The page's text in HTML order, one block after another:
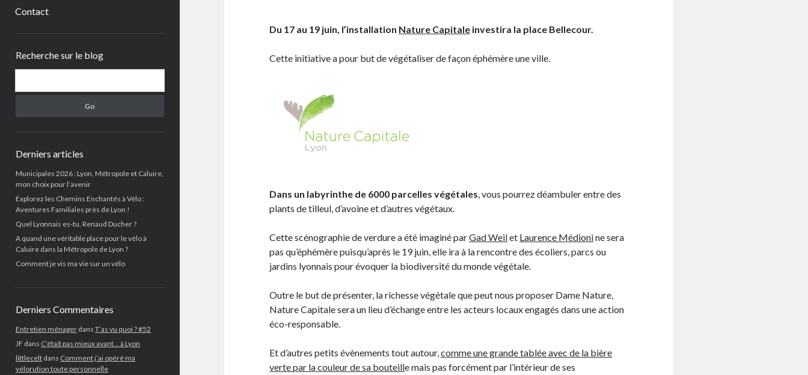
Contact
Recherche sur le blog
Derniers articles
Municipales 2026 : Lyon, Métropole et Caluire,
mon choix pour l’avenir
Explorez les Chemins Enchantés à Vélo :
Aventures Familiales près de Lyon !
Quel Lyonnais es-tu, Renaud Ducher ?
A quand une véritable place pour le vélo à
Caluire dans la Métropole de Lyon ?
Comment je vis ma vie sur un vélo
Derniers Commentaires
Entretien ménagerdans T’as vu quoi ? #52
JF dans C’était pas mieux avant… à Lyon
littleceltdans Comment j’ai opéré ma
vélorution toute personnelle
Du 17 au 19 juin, l’installation Nature Capitale investira la place Bellecour.
Cette initiative a pour but de végétaliser de façon éphémère une ville.
Dans un labyrinthe de 6000 parcelles végétales, vous pourrez déambuler entre des
plants de tilleul, d’avoine et d’autres végétaux.
Cette scénographie de verdure a été imaginé parGad Weilet Laurence Médionine sera
pas qu’éphémère puisqu’après le 19 juin, elle ira à la rencontre des écoliers, parcs ou
jardins lyonnais pour évoquer la biodiversité du monde végétale.
Outre le but de présenter, la richesse végétale que peut nous proposer Dame Nature,
Nature Capitale sera un lieu d’échange entre les acteurs locaux engagés dans une action
éco-responsable.
Et d’autres petits évènements tout autour,comme une grande tablée avec de la bière
verte par la couleur de sa bouteille mais pas forcément par l’intérieur de ses